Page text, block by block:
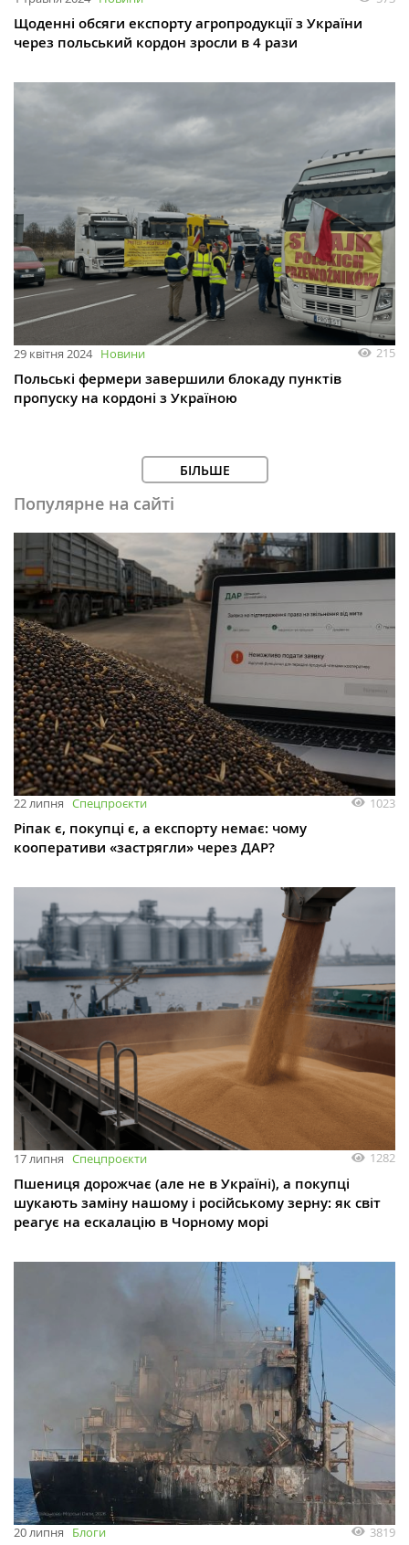
Щоденні обсяги експорту агропродукції з України
через польський кордон зросли в 4 рази
29 квітня 2024 Новини 215
Польські фермери завершили блокаду пунктів
пропуску на кордоні з Україною
БІЛЬШЕ
Популярне на сайті
22 липня Спецпроєкти 1023
Ріпак є, покупці є, а експорту немає: чому
кооперативи «застрягли» через ДАР?
17 липня Спецпроєкти 1282
Пшениця дорожчає (але не в Україні), а покупці
шукають заміну нашому і російському зерну: як світ
реагує на ескалацію в Чорному морі
20 липня Блоги 3819